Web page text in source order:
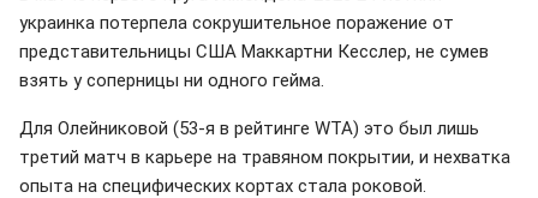
украинка потерпела сокрушительное поражение от
представительницы США Маккартни Кесслер, не сумев
взять у соперницы ни одного гейма.
Для Олейниковой (53-я в рейтинге WTA) это был лишь
третий матч в карьере на травяном покрытии, и нехватка
опыта на специфических кортах стала роковой.